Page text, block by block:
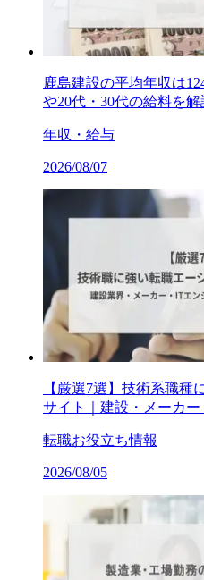
鹿島建設の平均年収は
や20代・30代の給料を解
年収・給与
2026/08/07
【厳選7選】技術系職種
サイト｜建設・メーカ
転職お役立ち情報
2026/08/05